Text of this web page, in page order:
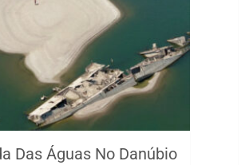
Das Águas No Danúbio